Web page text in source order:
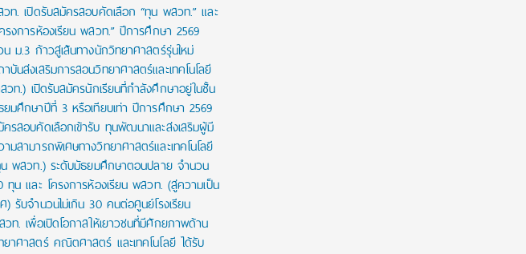
วท. เปิดรับสมัครสอบคัดเลือก “ทุน พสวท.” และ
รงการห้องเรียน พสวท.” ปีการศึกษา 2569
ม.3 ก้าวสู่เส้นทางนักวิทยาศาสตร์รุ่นใหม่
บันส่งเสริมการสอนวิทยาศาสตร์และเทคโนโลยี
วท.) เปิดรับสมัครนักเรียนที่กำลังศึกษาอยู่ในชั้น
ยมศึกษาปีที่ 3 หรือเทียบเท่า ปีการศึกษา 2569
ครสอบคัดเลือกเข้ารับ ทุนพัฒนาและส่งเสริมผู้มี
มสามารถพิเศษทางวิทยาศาสตร์และเทคโนโลยี
พสวท.) ระดับมัธยมศึกษาตอนปลาย จำนวน
ทุน และ โครงการห้องเรียน พสวท. (สู่ความเป็น
) รับจำนวนไม่เกิน 30 คนต่อศูนย์โรงเรียน
ท. เพื่อเปิดโอกาสให้เยาวชนที่มีศักยภาพด้าน
ยาศาสตร์ คณิตศาสตร์ และเทคโนโลยี ได้รับ